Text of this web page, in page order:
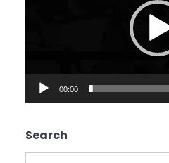
00:00
Search